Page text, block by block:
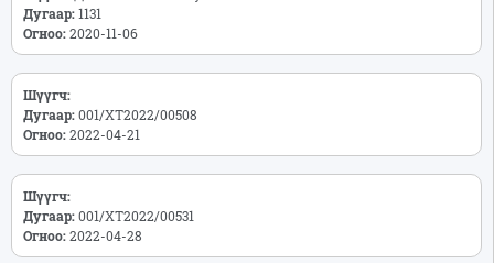
Дугаар:1131
Огноо:2020-11-06
Шүүгч:
Дугаар:001/ХТ2022/00508
Огноо:2022-04-21
Шүүгч:
Дугаар:001/ХТ2022/00531
Огноо:2022-04-28